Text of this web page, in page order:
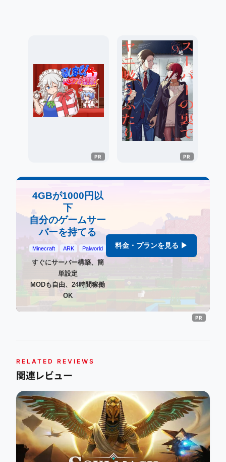
4GBが1000円以
下
自分のゲームサー
バーを持てる
Minecraft ARK Palworld
すぐにサーバー構築、簡
単設定
MODも自由、24時間稼働
OK
料金・プランを見る ▶
RELATED REVIEWS
関連レビュー